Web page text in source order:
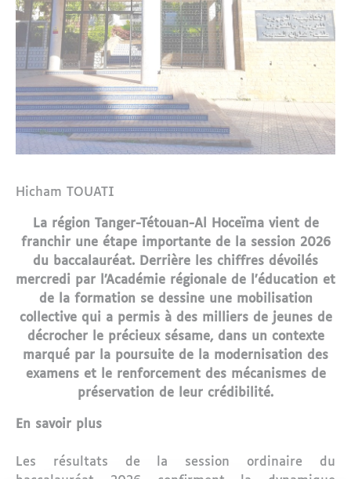
Hicham TOUATI
La région Tanger-Tétouan-Al Hoceïma vient de
franchir une étape importante de la session 2026
du baccalauréat. Derrière les chiffres dévoilés
mercredi par l’Académie régionale de l’éducation et
de la formation se dessine une mobilisation
collective qui a permis à des milliers de jeunes de
décrocher le précieux sésame, dans un contexte
marqué par la poursuite de la modernisation des
examens et le renforcement des mécanismes de
préservation de leur crédibilité.
En savoir plus
Les résultats de la session ordinaire du